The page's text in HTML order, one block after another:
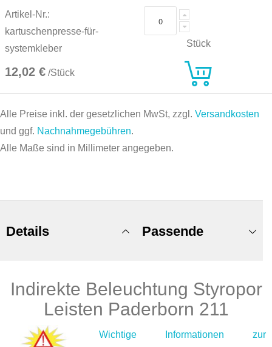
Artikel-Nr.:
kartuschenpresse-für-
systemkleber
12,02 € /Stück
Stück
Alle Preise inkl. der gesetzlichen MwSt, zzgl. Versandkosten
und ggf. Nachnahmegebühren.
Alle Maße sind in Millimeter angegeben.
Details
Indirekte Beleuchtung Styropor
Leisten Paderborn 211
Wichtige Informationen zur
Passende
Produkte